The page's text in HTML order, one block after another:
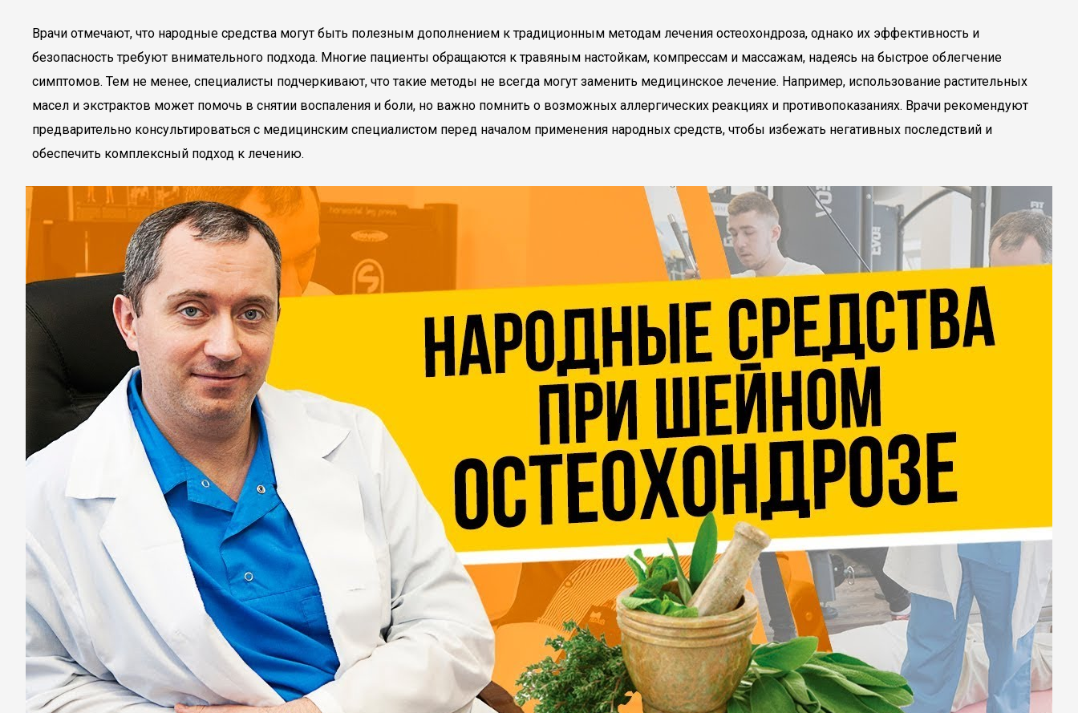
Врачи отмечают, что народные средства могут быть полезным дополнением к традиционным методам лечения остеохондроза, однако их эффективность и
безопасность требуют внимательного подхода. Многие пациенты обращаются к травяным настойкам, компрессам и массажам, надеясь на быстрое облегчение
симптомов. Тем не менее, специалисты подчеркивают, что такие методы не всегда могут заменить медицинское лечение. Например, использование растительных
масел и экстрактов может помочь в снятии воспаления и боли, но важно помнить о возможных аллергических реакциях и противопоказаниях. Врачи рекомендуют
предварительно консультироваться с медицинским специалистом перед началом применения народных средств, чтобы избежать негативных последствий и
обеспечить комплексный подход к лечению.